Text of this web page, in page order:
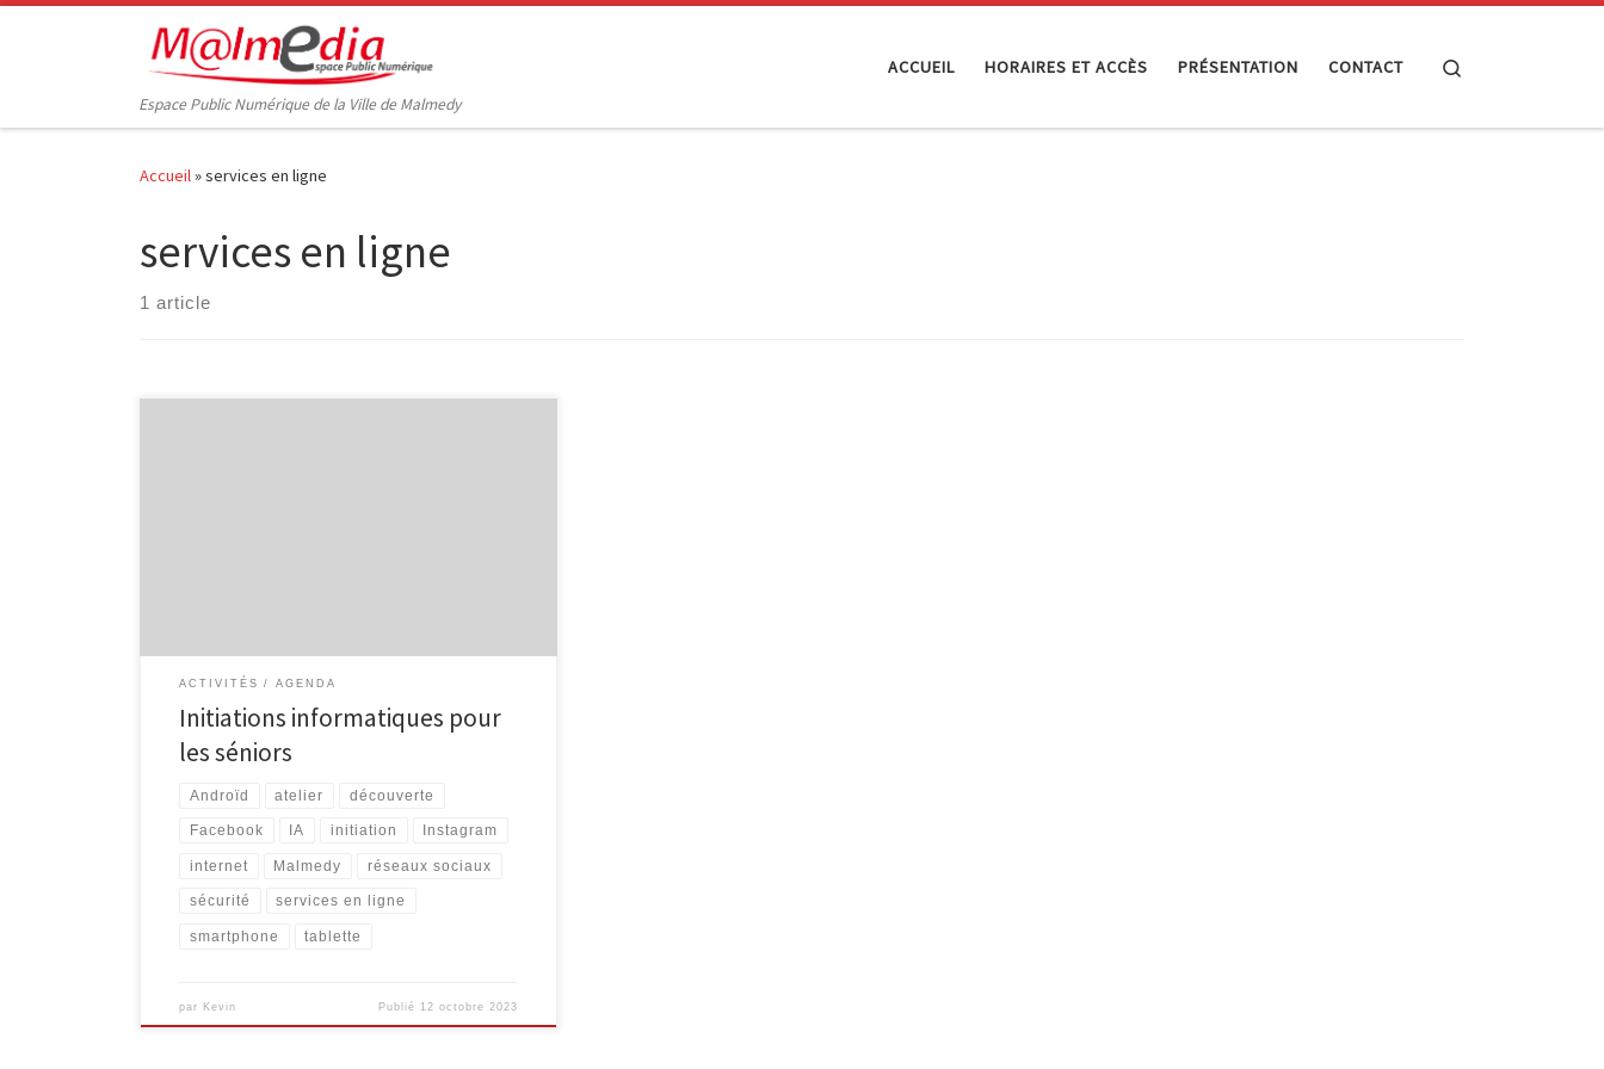
Passer au contenu
Espace Public Numérique de la Ville de Malmedy
ACCUEIL HORAIRES ET ACCÈS PRÉSENTATION CONTACT
Accueil»services en ligne
services en ligne
1 article
ACTIVITÉS AGENDA
Initiations informatiques pour
les séniors
Androïd atelier découverte
Facebook IA initiation Instagram
internet Malmedy réseaux sociaux
sécurité services en ligne
smartphone tablette
par Kevin Publié 12 octobre 2023